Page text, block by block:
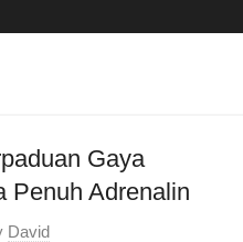
Gaya
Penuh Adrenalin
David